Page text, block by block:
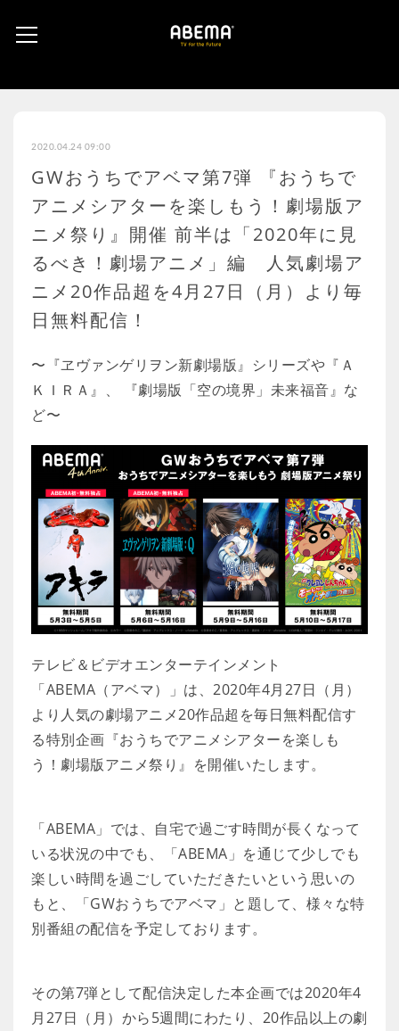
2020.04.24 09:00
GWおうちでアベマ第7弾 『おうちで
アニメシアターを楽しもう！劇場版ア
ニメ祭り』開催 前半は「2020年に見
るべき！劇場アニメ」編 人気劇場ア
ニメ20作品超を4月27日（月）より毎
日無料配信！
〜『ヱヴァンゲリヲン新劇場版』シリーズや『Ａ
ＫＩＲＡ』、 『劇場版「空の境界」未来福音』な
ど〜
テレビ＆ビデオエンターテインメント
「ABEMA（アベマ）」は、2020年4月27日（月）
より人気の劇場アニメ20作品超を毎日無料配信す
る特別企画『おうちでアニメシアターを楽しも
う！劇場版アニメ祭り』を開催いたします。
「ABEMA」では、自宅で過ごす時間が長くなって
いる状況の中でも、「ABEMA」を通じて少しでも
楽しい時間を過ごしていただきたいという思いの
もと、「GWおうちでアベマ」と題して、様々な特
別番組の配信を予定しております。
その第7弾として配信決定した本企画では2020年4
月27日（月）から5週間にわたり、20作品以上の劇